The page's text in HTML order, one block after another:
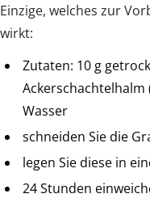
Einzige, welches zur
wirkt:
Zutaten: 10 g
Wasser
schneiden Sie die
legen Sie diese in
24 Stunden